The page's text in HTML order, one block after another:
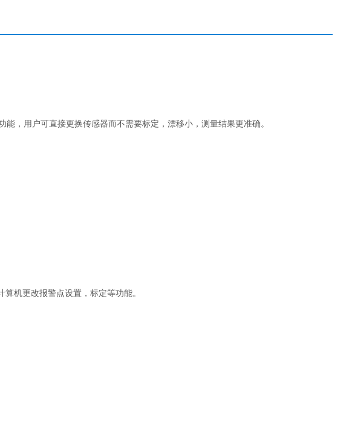
，用户可直接更换传感器而不需要标定，漂移小，测量结果更准确。
机更改报警点设置，标定等功能。